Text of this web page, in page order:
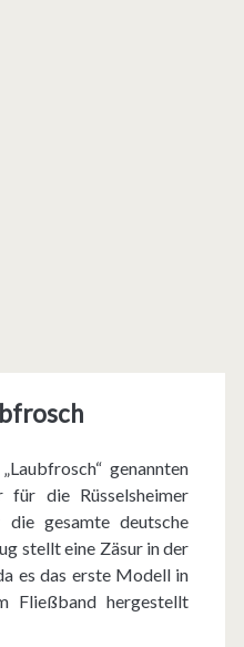
genannten
die Rüsselsheimer
gesamte deutsche
stellt eine Zäsur in der
es das erste Modell in
Fließband hergestellt